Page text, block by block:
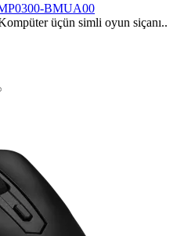
BMUA00
üçün simli oyun siçanı..